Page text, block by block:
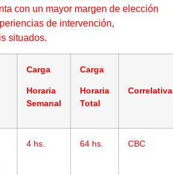
con un mayor margen de elección
de intervención,
situados.
Carga
Horaria
Semanal
Carga
Horaria
Total
4 hs. 64 hs. CBC